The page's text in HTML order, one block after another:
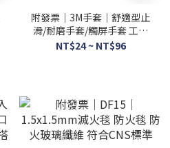
附發票｜3M手套｜舒適型止
滑/耐磨手套/觸屏手套 工作
手套 透氣排汗 車輛安全維修
NT$24 ~ NT$96